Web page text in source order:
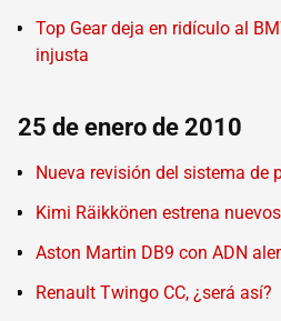
Top Gear deja en ridículo al
injusta
25 de enero de 2010
Nueva revisión del sistema de
Kimi Räikkönen estrena
Aston Martin DB9 con ADN
Renault Twingo CC, ¿será así?